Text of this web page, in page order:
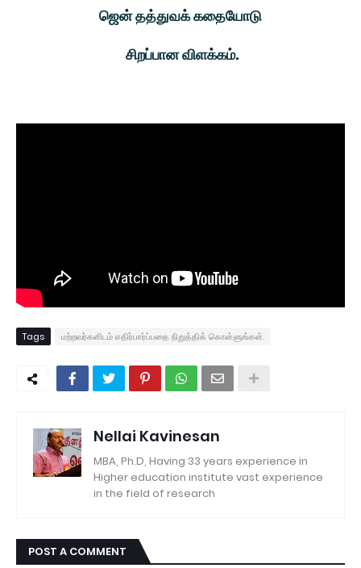
ஜென் தத்துவக் கதையோடு
சிறப்பான விளக்கம்.
Tags மற்றவர்களிடம் எதிர்பார்ப்பதை நிறுத்திக் கொள்ளுங்கள்.
Nellai Kavinesan
MBA, Ph.D, Having 33 years experience in
Higher education institute vast experience
in the field of research
POST A COMMENT